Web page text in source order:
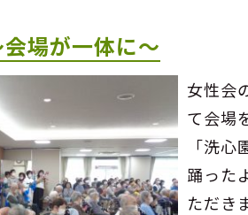
場が一体に～
女性会
て会場
「洗
踊った
ただき